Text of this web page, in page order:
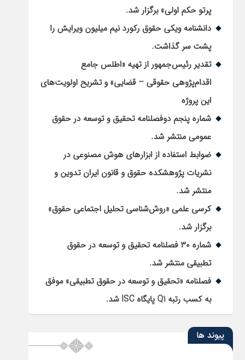
پرتو حکم اولی» برگزار شد.
دانشنامه ویکی حقوق رکورد نیم میلیون ویرایش را
پشت سر گذاشت.
تقدیر رئیس‌جمهور از تهیه «اطلس جامع
اقدام‌پژوهی حقوقی – قضایی» و تشریح اولویت‌های
این پروژه
شماره پنجم دوفصلنامه تحقیق و توسعه در حقوق
عمومی منتشر شد.
ضوابط استفاده از ابزارهای هوش مصنوعی در
نشریات پژوهشکده حقوق و قانون ایران تدوین و
منتشر شد.
کرسی علمی «روش‌شناسی تحلیل اجتماعی حقوق»
برگزار شد.
شماره ۳۰ فصلنامه تحقیق و توسعه در حقوق
تطبیقی منتشر شد.
فصلنامه «تحقیق و توسعه در حقوق تطبیقی» موفق
به کسب رتبه Q1 پایگاه ISC شد.
پیوند ها